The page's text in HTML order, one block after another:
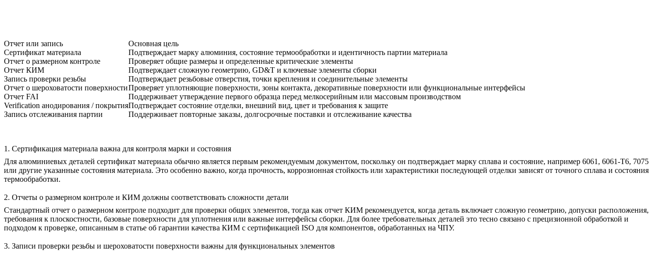
Отчет или запись
Основная цель
Сертификат материала
Подтверждает марку алюминия, состояние термообработки и идентичность партии материала
Отчет о размерном контроле
Проверяет общие размеры и определенные критические элементы
Отчет КИМ
Подтверждает сложную геометрию, GD&T и ключевые элементы сборки
Запись проверки резьбы
Подтверждает резьбовые отверстия, точки крепления и соединительные элементы
Отчет о шероховатости поверхностиПроверяет уплотняющие поверхности, зоны контакта, декоративные поверхности или функциональные интерфейсы
Отчет FAI
Поддерживает утверждение первого образца перед мелкосерийным или массовым производством
Verification анодирования / покрытияПодтверждает состояние отделки, внешний вид, цвет и требования к защите
Запись отслеживания партии
Поддерживает повторные заказы, долгосрочные поставки и отслеживание качества
1. Сертификация материала важна для контроля марки и состояния
Для алюминиевых деталей сертификат материала обычно является первым рекомендуемым документом, поскольку он подтверждает марку сплава и состояние, например 6061, 6061-T6, 7075
или другие указанные состояния материала. Это особенно важно, когда прочность, коррозионная стойкость или характеристики последующей отделки зависят от точного сплава и состояния
термообработки.
2. Отчеты о размерном контроле и КИМ должны соответствовать сложности детали
Стандартный отчет о размерном контроле подходит для проверки общих элементов, тогда как отчет КИМ рекомендуется, когда деталь включает сложную геометрию, допуски расположения,
требования к плоскостности, базовые поверхности для уплотнения или важные интерфейсы сборки. Для более требовательных деталей это тесно связано с прецизионной обработкой и
подходом к проверке, описанным в статье об гарантии качества КИМ с сертификацией ISO для компонентов, обработанных на ЧПУ.
3. Записи проверки резьбы и шероховатости поверхности важны для функциональных элементов